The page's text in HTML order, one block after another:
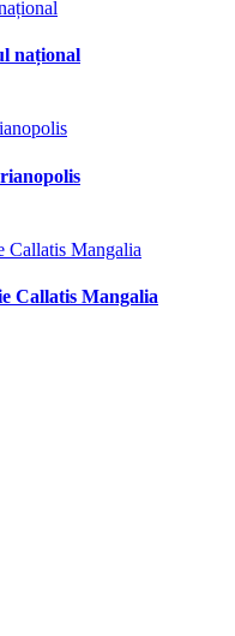
național
Callatis Mangalia